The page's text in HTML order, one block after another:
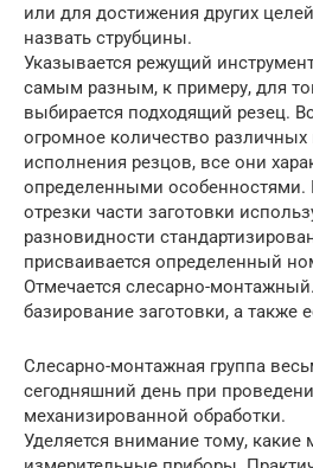
или для достижения других
назвать струбцины.
Указывается режущий
самым разным, к примеру, для
выбирается подходящий резец.
огромное количество различных
исполнения резцов, все они
определенными особенностями.
отрезки части заготовки
разновидности
присваивается определенный
Отмечается слесарно-
базирование заготовки, а
Слесарно-монтажная группа
сегодняшний день при
механизированной обработки.
Уделяется внимание тому, какие